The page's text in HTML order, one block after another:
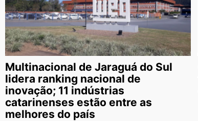
Multinacional de Jaraguá do Sul
lidera ranking nacional de
inovação; 11 indústrias
catarinenses estão entre as
melhores do país